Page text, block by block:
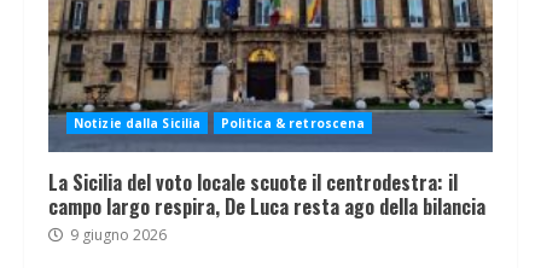
Notizie dalla Sicilia Politica & retroscena
La Sicilia del voto locale scuote il centrodestra: il
campo largo respira, De Luca resta ago della bilancia
9 giugno 2026